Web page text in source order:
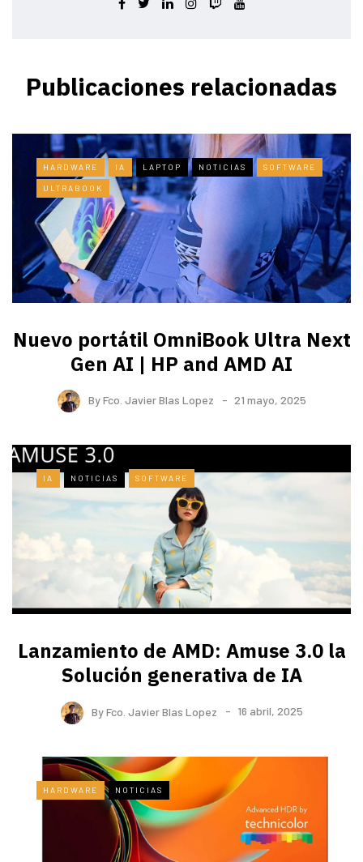
Publicaciones relacionadas
HARDWARE IA LAPTOP NOTICIAS SOFTWARE
ULTRABOOK
Nuevo portátil OmniBook Ultra ​Next
Gen AI | HP and AMD AI
ByFco. Javier Blas Lopez 21 mayo, 2025
IA NOTICIAS SOFTWARE
Lanzamiento de AMD: Amuse 3.0 la
Solución generativa de IA
ByFco. Javier Blas Lopez 16 abril, 2025
HARDWARE NOTICIAS